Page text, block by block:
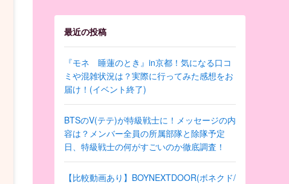
最近の投稿
『モネ 睡蓮のとき』in京都！気になる口コ
ミや混雑状況は？実際に行ってみた感想をお
届け！(イベント終了)
BTSのV(テテ)が特級戦士に！メッセージの内
容は？メンバー全員の所属部隊と除隊予定
日、特級戦士の何がすごいのか徹底調査！
【比較動画あり】BOYNEXTDOOR(ボネクド/